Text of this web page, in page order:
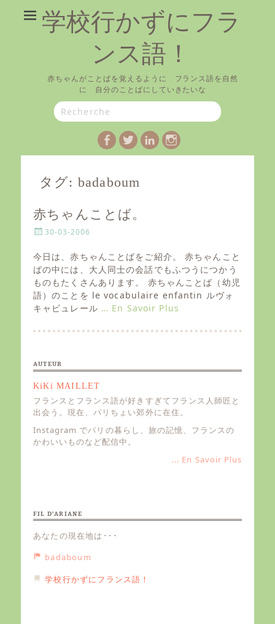
学校行かずにフラ
ンス語！
赤ちゃんがことばを覚えるように フランス語を自然
に 自分のことばにしていきたいな
Search
for:
Facebook
TwitterLinkedIn
Instagram
タグ: badaboum
赤ちゃんことば。
P
s
t
e
d
o
n
30-03-2006
今日は、赤ちゃんことばをご紹介。 赤ちゃんこと
ばの中には、大人同士の会話でもふつうにつかう
ものもたくさんあります。 赤ちゃんことば（幼児
語）のことを le vocabulaire enfantin ルヴォ
キャビュレール … En Savoir Plus
AUTEUR
KiKi MAILLET
フランスとフランス語が好きすぎてフランス人師匠と
出会う。現在、パリちょい郊外に在住。
Instagram でパリの暮らし、旅の記憶、フランスの
かわいいものなど配信中。
... En Savoir Plus
FIL D’ARIANE
あなたの現在地は･･･
badaboum
学校行かずにフランス語！